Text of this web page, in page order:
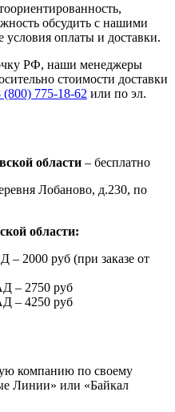
обсудить с нашими
оплаты и доставки.
РФ, наши менеджеры
стоимости доставки
(800) 775-18-62 или по эл.
области – бесплатно
Лобаново, д.230, по
области:
– 2000 руб (при заказе от
– 2750 руб
– 4250 руб
компанию по своему
Линии» или «Байкал